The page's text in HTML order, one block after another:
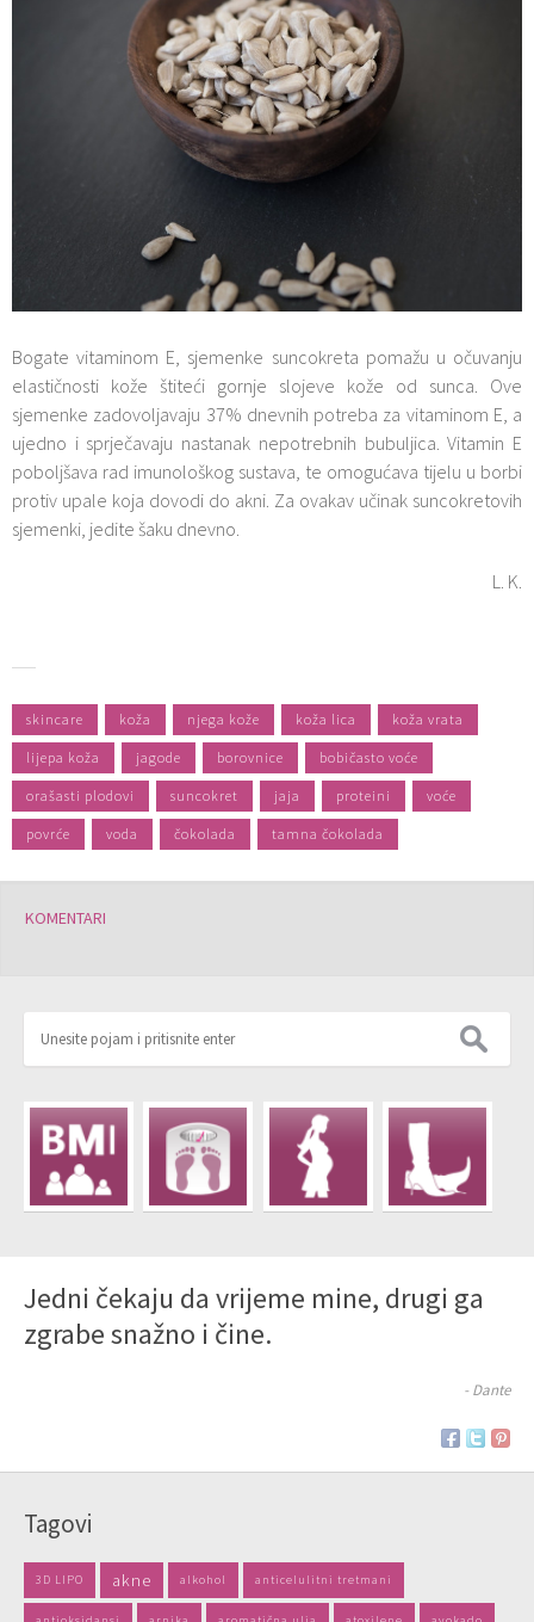
Bogate vitaminom E, sjemenke suncokreta pomažu u očuvanju
elastičnosti kože štiteći gornje slojeve kože od sunca. Ove
sjemenke zadovoljavaju 37% dnevnih potreba za vitaminom E, a
ujedno i sprječavaju nastanak nepotrebnih bubuljica. Vitamin E
poboljšava rad imunološkog sustava, te omogućava tijelu u borbi
protiv upale koja dovodi do akni. Za ovakav učinak suncokretovih
sjemenki, jedite šaku dnevno.
L. K.
skincare koža njega kože koža lica koža vrata
lijepa koža jagode borovnice bobičasto voće
orašasti plodovi suncokret jaja proteini voće
povrće voda čokolada tamna čokolada
KOMENTARI
Jedni čekaju da vrijeme mine, drugi ga
zgrabe snažno i čine.
- Dante
Tagovi
3D LIPO akne alkohol anticelulitni tretmani